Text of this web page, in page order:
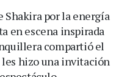
por la energía
en escena inspirada
compartió el
hizo una invitación